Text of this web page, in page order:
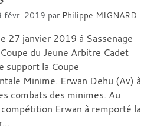
févr. 2019 par Philippe MIGNARD
27 janvier 2019 à Sassenage
du Jeune Arbitre Cadet
support la Coupe
Minime. Erwan Dehu (Av) à
combats des minimes. Au
Erwan à remporté la